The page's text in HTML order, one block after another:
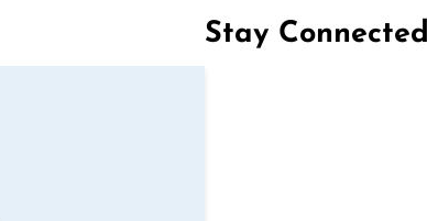
Stay Connected